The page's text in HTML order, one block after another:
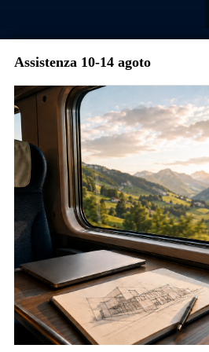
Menu
Avvisi e Notizie
Costi complessivi e tariffe
dei servizi pubblici a
individuale
510 | gennaio 14, 2026 |
Si informa che con Delibera di
Assistenza 10-14 agoto